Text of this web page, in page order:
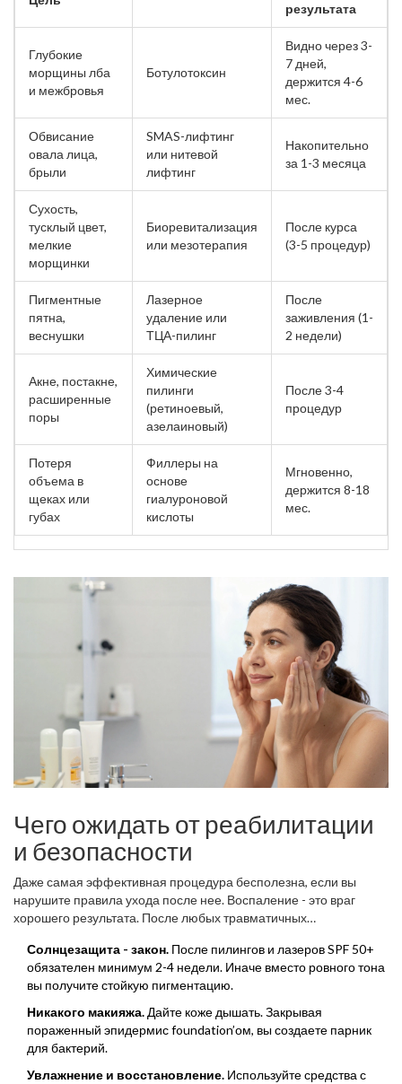
результата
Глубокие
морщины лба
и межбровья
Ботулотоксин
Видно через 3-
7 дней,
держится 4-6
мес.
Обвисание
овала лица,
брыли
SMAS-лифтинг
или нитевой
лифтинг
Накопительно
за 1-3 месяца
Сухость,
тусклый цвет,
мелкие
морщинки
Биоревитализация
или мезотерапия
После курса
(3-5 процедур)
Пигментные
пятна,
веснушки
Лазерное
удаление или
ТЦА-пилинг
После
заживления (1-
2 недели)
Акне, постакне,
расширенные
поры
Химические
пилинги
(ретиноевый,
азелаиновый)
После 3-4
процедур
Потеря
объема в
щеках или
губах
Филлеры на
основе
гиалуроновой
кислоты
Мгновенно,
держится 8-18
мес.
Чего ожидать от реабилитации
и безопасности
Даже самая эффективная процедура бесполезна, если вы
нарушите правила ухода после нее. Воспаление - это враг
хорошего результата. После любых травматичных
Солнцезащита - закон. После пилингов и лазеров SPF 50+
обязателен минимум 2-4 недели. Иначе вместо ровного тона
вы получите стойкую пигментацию.
Никакого макияжа. Дайте коже дышать. Закрывая
пораженный эпидермис foundation’ом, вы создаете парник
для бактерий.
Увлажнение и восстановление. Используйте средства с